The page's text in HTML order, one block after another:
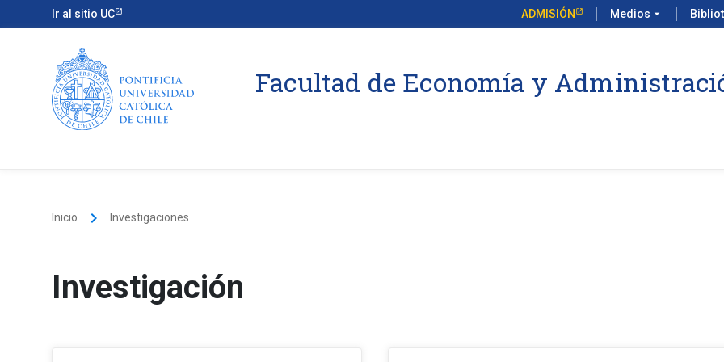
Ir al sitio UC ADMISIÓN Medios arrow_drop_down
Facultad de Economía y
Inicio keyboard_arrow_right Investigaciones
Investigación